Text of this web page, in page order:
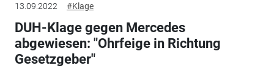
13.09.2022 #Klage
DUH-Klage gegen Mercedes
abgewiesen: "Ohrfeige in Richtung
Gesetzgeber"